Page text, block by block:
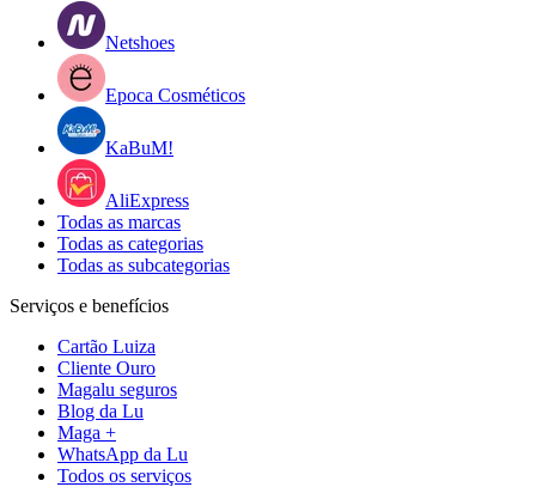
Netshoes
Epoca Cosméticos
KaBuM!
AliExpress
Todas as marcas
Todas as categorias
Todas as subcategorias
Serviços e benefícios
Cartão Luiza
Cliente Ouro
Magalu seguros
Blog da Lu
Maga +
WhatsApp da Lu
Todos os serviços